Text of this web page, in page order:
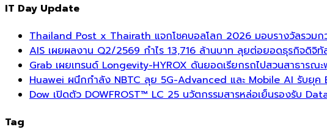
IT Day Update
Thailand Post x Thairath แจกโชคบอลโลก 2026 มอบรางวัลรวมก
AIS เผยผลงาน Q2/2569 กำไร 13,716 ล้านบาท ลุยต่อยอดธุรกิจดิจิทั
Grab เผยเทรนด์ Longevity-HYROX ดันยอดเรียกรถไปสวนสาธารณ
Huawei ผนึกกำลัง NBTC ลุย 5G-Advanced และ Mobile AI รับยุค
Dow เปิดตัว DOWFROST™ LC 25 นวัตกรรมสารหล่อเย็นรองรับ
Tag